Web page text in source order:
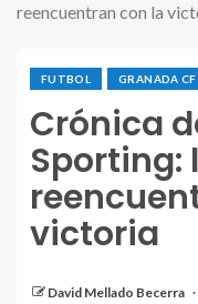
reencuentran con la
FUTBOL GRANADA CF
Crónica
Sporting:
victoria
David Mellado Becerra
Abde Rebbach, al
encuentro de hoy. /